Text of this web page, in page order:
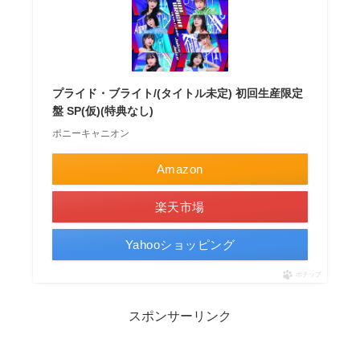
プライド・ブライト/(タイトル未定) 初回生産限定
盤 SP(仮)(特典なし)
ポニーキャニオン
Amazon
楽天市場
Yahooショッピング
ポチップ
スポンサーリンク